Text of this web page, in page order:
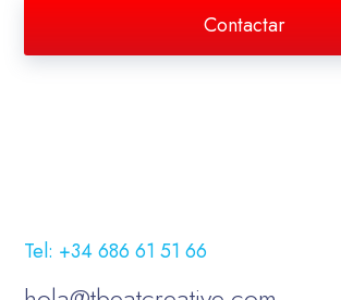
Contactar
Tel: +34 686 61 51 66